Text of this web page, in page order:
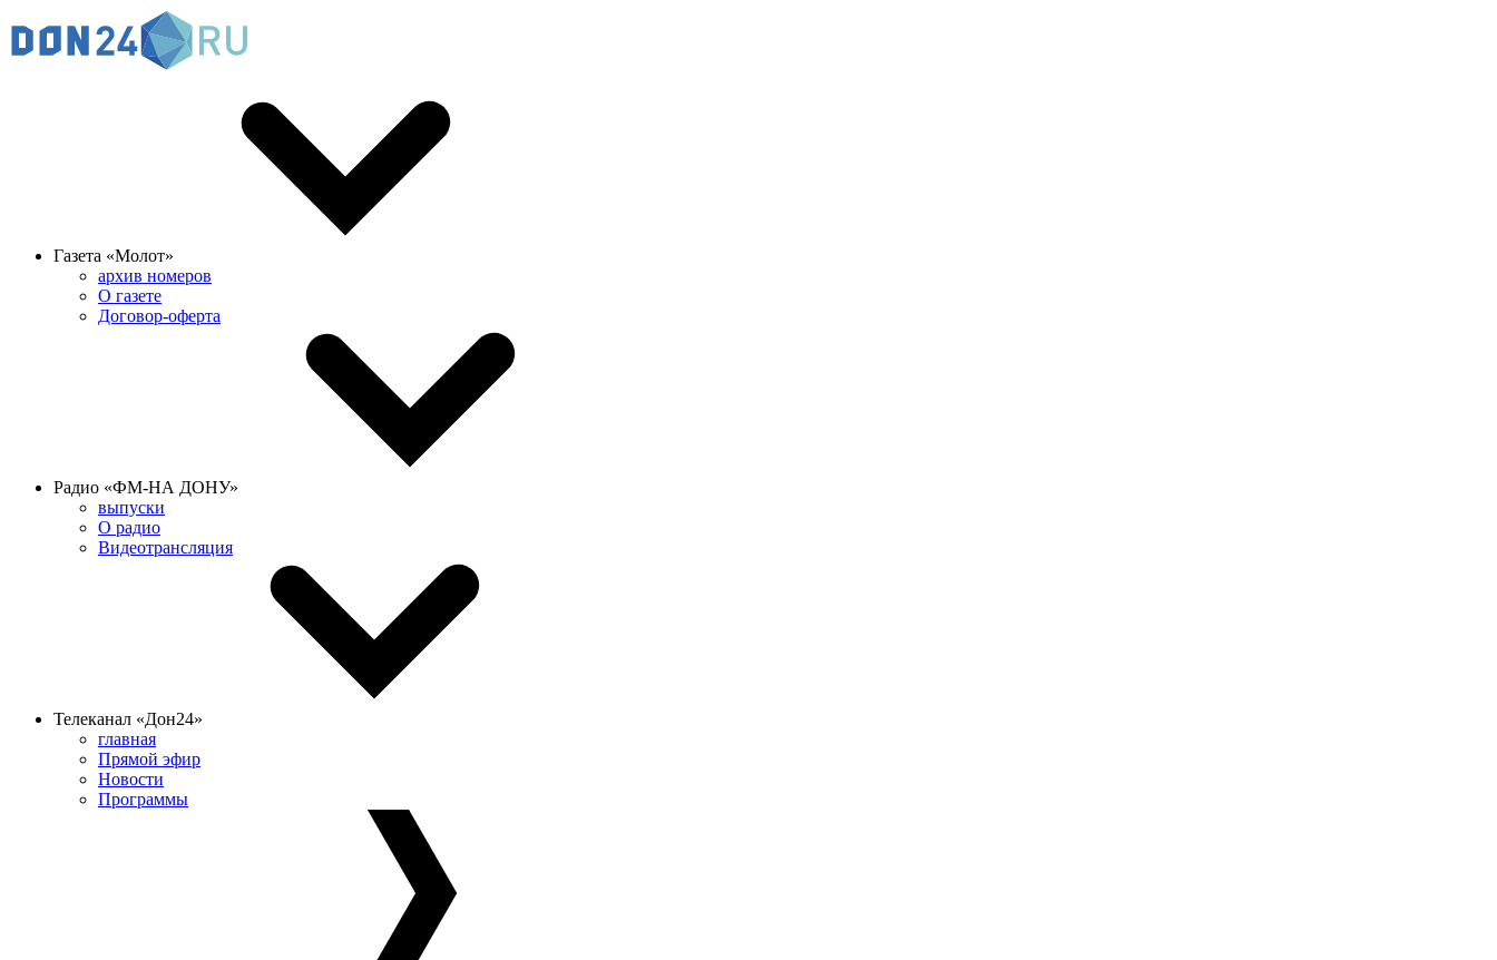
Газета «Молот»
архив номеров
О газете
Договор-оферта
Радио «ФМ-НА ДОНУ»
выпуски
О радио
Видеотрансляция
Телеканал «Дон24»
главная
Прямой эфир
Новости
Программы